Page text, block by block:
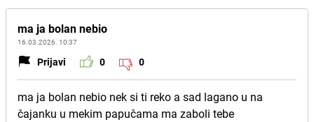
ma ja bolan nebio
16.03.2026. 10:37
Prijavi 0 0
ma ja bolan nebio nek si ti reko a sad lagano u na
čajanku u mekim papučama ma zaboli tebe